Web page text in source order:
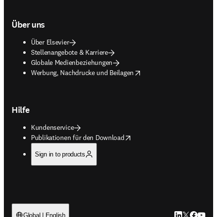
Über uns
Über Elsevier
Stellenangebote & Karriere
Globale Medienbeziehungen
Werbung, Nachdrucke und Beilagen
opens in new tab/window
Hilfe
Kundenservice
Publikationen für den Download
opens in new tab/window
Sign in to products
Global | English